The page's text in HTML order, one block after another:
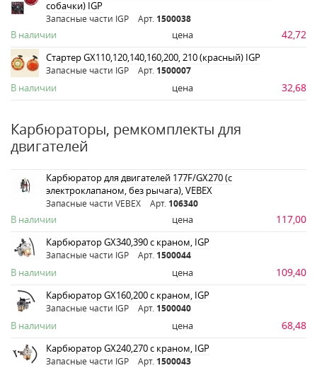
собачки) IGP
Запасные части IGP Арт. 1500038
В наличии цена 42,72
Стартер GX110,120,140,160,200, 210 (красный) IGP
Запасные части IGP Арт. 1500007
В наличии цена 32,68
Карбюраторы, ремкомплекты для
двигателей
Карбюратор для двигателей 177F/GX270 (с
электроклапаном, без рычага), VEBEX
Запасные части VEBEX Арт. 106340
В наличии цена 117,00
Карбюратор GX340,390 c краном, IGP
Запасные части IGP Арт. 1500044
В наличии цена 109,40
Карбюратор GX160,200 с краном, IGP
Запасные части IGP Арт. 1500040
В наличии цена 68,48
Карбюратор GX240,270 с краном, IGP
Запасные части IGP Арт. 1500043